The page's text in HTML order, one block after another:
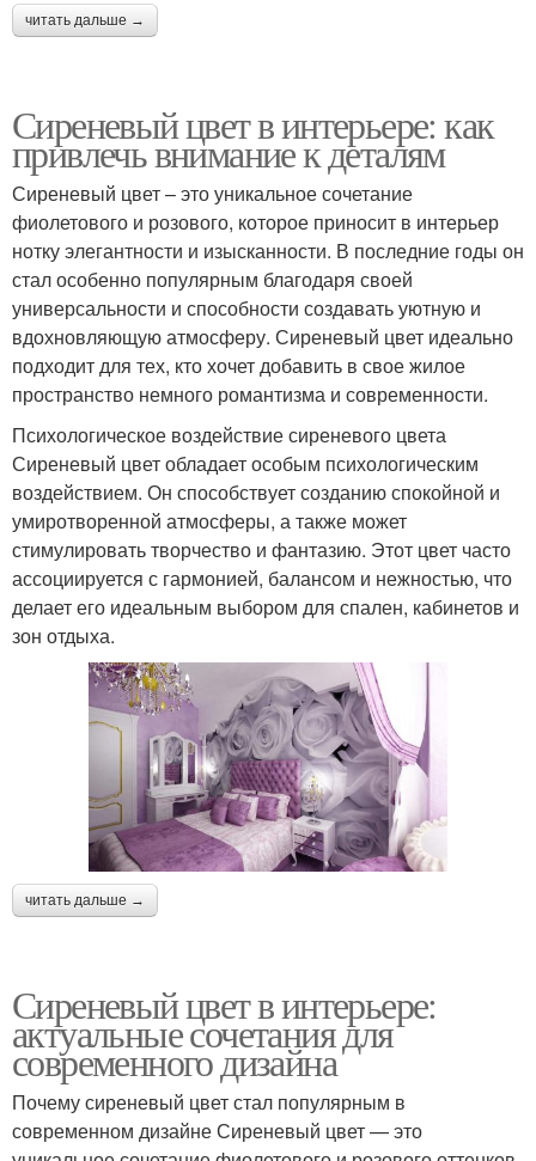
читать дальше →
Сиреневый цвет в интерьере: как
привлечь внимание к деталям
Сиреневый цвет – это уникальное сочетание
фиолетового и розового, которое приносит в интерьер
нотку элегантности и изысканности. В последние годы он
стал особенно популярным благодаря своей
универсальности и способности создавать уютную и
вдохновляющую атмосферу. Сиреневый цвет идеально
подходит для тех, кто хочет добавить в свое жилое
пространство немного романтизма и современности.
Психологическое воздействие сиреневого цвета
Сиреневый цвет обладает особым психологическим
воздействием. Он способствует созданию спокойной и
умиротворенной атмосферы, а также может
стимулировать творчество и фантазию. Этот цвет часто
ассоциируется с гармонией, балансом и нежностью, что
делает его идеальным выбором для спален, кабинетов и
зон отдыха.
читать дальше →
Сиреневый цвет в интерьере:
актуальные сочетания для
современного дизайна
Почему сиреневый цвет стал популярным в
современном дизайне Сиреневый цвет — это